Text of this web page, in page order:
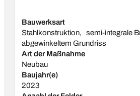
Bauwerksart
Stahlkonstruktion, semi-integrale
abgewinkeltem Grundriss
Art der Maßnahme
Neubau
Baujahr(e)
2023